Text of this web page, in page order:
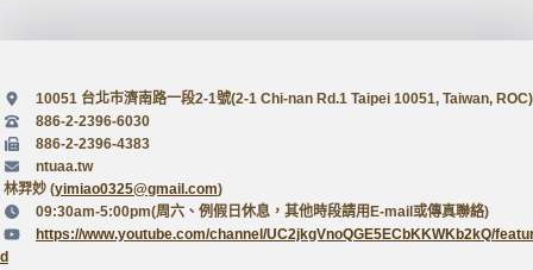
10051 台北市濟南路一段2-1號(2-1 Chi-nan Rd.1 Taipei 10051, Taiwan, ROC)
886-2-2396-6030
886-2-2396-4383
ntuaa.tw
林羿妙 (yimiao0325@gmail.com)
09:30am-5:00pm(周六、例假日休息，其他時段請用E-mail或傳真聯絡)
https://www.youtube.com/channel/UC2jkgVnoQGE5ECbKKWKb2kQ/
d